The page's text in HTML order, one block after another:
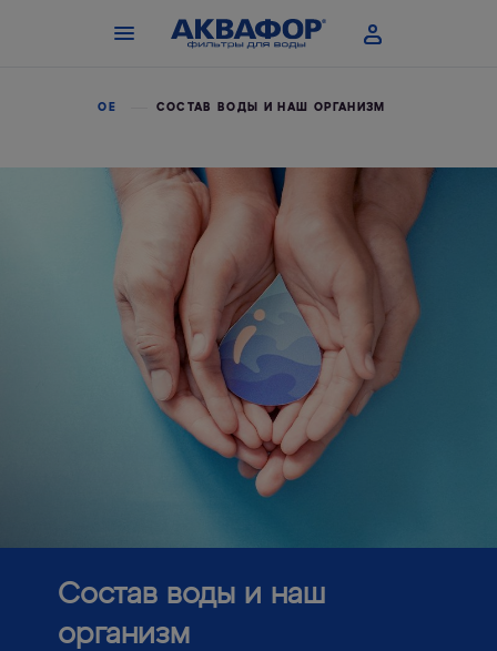
ПОЛЕЗНОЕ СОСТАВ ВОДЫ И НАШ ОРГАНИЗМ
Состав воды и наш
организм